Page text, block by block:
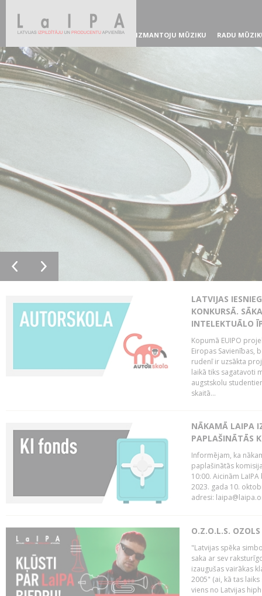
IZMANTOJU MŪZIKU RADU
LATVIJAS
KONKURSĀ.
INTELEKTUĀLO
Kopumā EUIPO
Eiropas Savienības,
rudenī ir uzsākta
laikā tiks sagatavoti
augstskolu
skaitā...
NĀKAMĀ LAIPA
PAPLAŠINĀTĀS
Informējam, ka
paplašinātās
10:00. Aicinām
2023. gada 10.
adresi:
O.Z.O.L.S.
"Latvijas spēka
saka ar sev
izaugušas vairākas
2005" (ai, kā tas
viens no Latvijas